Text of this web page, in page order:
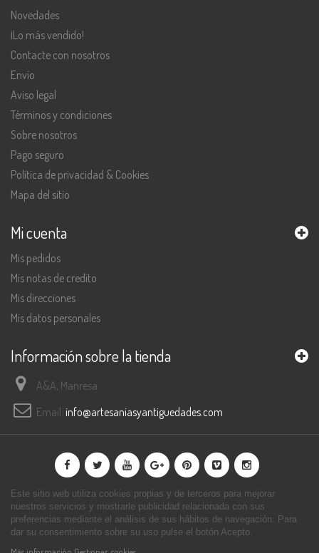
Novedades
¡Lo más vendido!
Contacte con nosotros
Envío
Aviso legal
Términos y condiciones
Sobre nosotros
Pago seguro
Política de privacidad & Cookies
Mapa del sitio
Mi cuenta
Mis pedidos
Mis notas de credito
Mis direcciones
Mis datos personales
Información sobre la tienda
A&A, Manresa
Email: info@artesaniasyantiguedades.com
Este sitio web utiliza cookies propias y de terceros para mejorar
nuestros servicios y mostrarle publicidad relacionada con sus
preferencias mediante el análisis de sus hábitos de navegación. Para
dar su consentimiento sobre su uso pulse el botón Acepto.